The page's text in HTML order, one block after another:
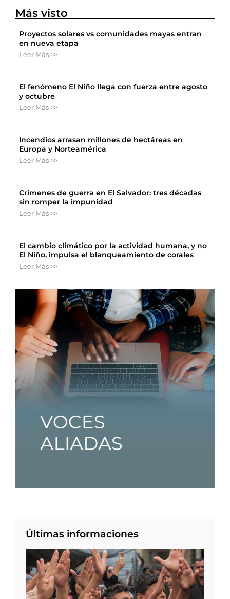
Más visto
Proyectos solares vs comunidades mayas entran
en nueva etapa
Leer Más >>
El fenómeno El Niño llega con fuerza entre agosto
y octubre
Leer Más >>
Incendios arrasan millones de hectáreas en
Europa y Norteamérica
Leer Más >>
Crímenes de guerra en El Salvador: tres décadas
sin romper la impunidad
Leer Más >>
El cambio climático por la actividad humana, y no
El Niño, impulsa el blanqueamiento de corales
Leer Más >>
Últimas informaciones